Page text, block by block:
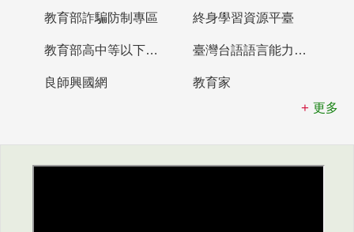
教育部詐騙防制專區 終身學習資源平臺
教育部高中等以下學校及幼兒園教師資格檢定考試 臺灣台語語言能力認證網站
良師興國網
教育家
更多